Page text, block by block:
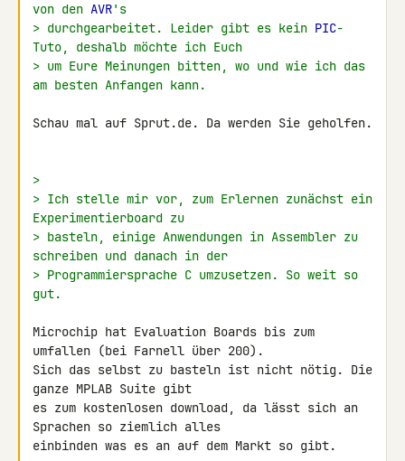
von den AVR's
> durchgearbeitet. Leider gibt es kein PIC-
Tuto, deshalb möchte ich Euch
> um Eure Meinungen bitten, wo und wie ich das
am besten Anfangen kann.
Schau mal auf Sprut.de. Da werden Sie geholfen.
>
> Ich stelle mir vor, zum Erlernen zunächst ein
Experimentierboard zu
> basteln, einige Anwendungen in Assembler zu
schreiben und danach in der
> Programmiersprache C umzusetzen. So weit so
gut.
Microchip hat Evaluation Boards bis zum
umfallen (bei Farnell über 200).
Sich das selbst zu basteln ist nicht nötig. Die
ganze MPLAB Suite gibt
es zum kostenlosen download, da lässt sich an
Sprachen so ziemlich alles
einbinden was es an auf dem Markt so gibt.